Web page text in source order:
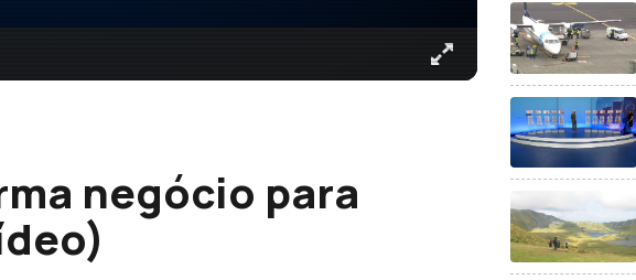
negócio para